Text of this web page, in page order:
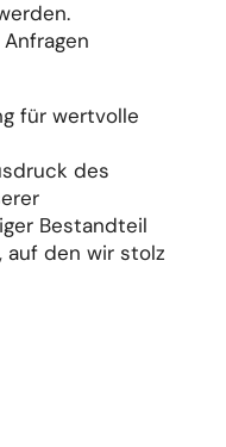
für wertvolle
des
Bestandteil
den wir stolz